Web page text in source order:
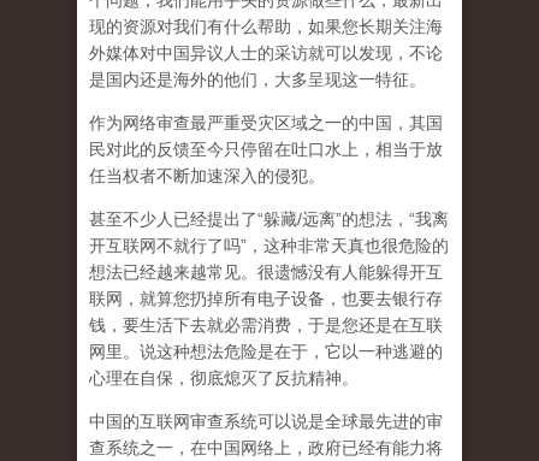
现的资源对我们有什么帮助，如果您长期关注海
外媒体对中国异议人士的采访就可以发现，不论
是国内还是海外的他们，大多呈现这一特征。
作为网络审查最严重受灾区域之一的中国，其国
民对此的反馈至今只停留在吐口水上，相当于放
任当权者不断加速深入的侵犯。
甚至不少人已经提出了“躲藏/远离”的想法，“我离
开互联网不就行了吗”，这种非常天真也很危险的
想法已经越来越常见。很遗憾没有人能躲得开互
联网，就算您扔掉所有电子设备，也要去银行存
钱，要生活下去就必需消费，于是您还是在互联
网里。说这种想法危险是在于，它以一种逃避的
心理在自保，彻底熄灭了反抗精神。
中国的互联网审查系统可以说是全球最先进的审
查系统之一，在中国网络上，政府已经有能力将